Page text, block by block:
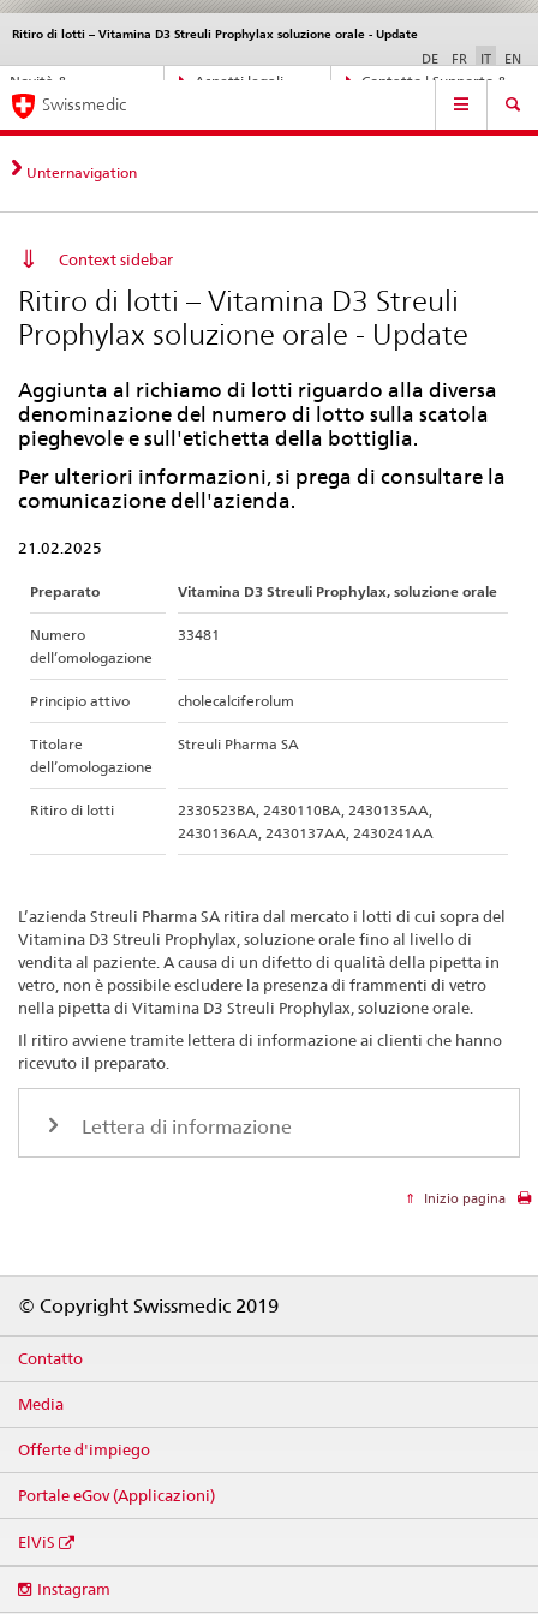
Navigazione
diretta:
novità,
legali,
Novità &
Aspetti legali,
Contatto | Supporto &
Ritiro di lotti – Vitamina D3 Streuli Prophylax soluzione orale - Update
DE FR IT EN
Service
Navigation
Swissmedic
Unternavigation
Context sidebar
Ritiro di lotti – Vitamina D3 Streuli
Prophylax soluzione orale - Update
Aggiunta al richiamo di lotti riguardo alla diversa
denominazione del numero di lotto sulla scatola
pieghevole e sull'etichetta della bottiglia.
Per ulteriori informazioni, si prega di consultare la
comunicazione dell'azienda.
21.02.2025
Preparato Vitamina D3 Streuli Prophylax, soluzione orale
Numero
dell’omologazione
33481
Principio attivo cholecalciferolum
Titolare
dell’omologazione
Streuli Pharma SA
Ritiro di lotti
2330523BA, 2430110BA, 2430135AA,
2430136AA, 2430137AA, 2430241AA
L’azienda Streuli Pharma SA ritira dal mercato i lotti di cui sopra del
Vitamina D3 Streuli Prophylax, soluzione oralefino al livello di
vendita al paziente. A causa di un difetto di qualità della pipetta in
vetro, non è possibile escludere la presenza di frammenti di vetro
nella pipetta di Vitamina D3 Streuli Prophylax, soluzione orale.
Il ritiro avviene tramite lettera di informazione ai clienti che hanno
ricevuto il preparato.
Lettera di informazione
Inizio pagina
© Copyright Swissmedic 2019
Contatto
Media
Offerte d'impiego
Portale eGov (Applicazioni)
ElViS
media
Instagram